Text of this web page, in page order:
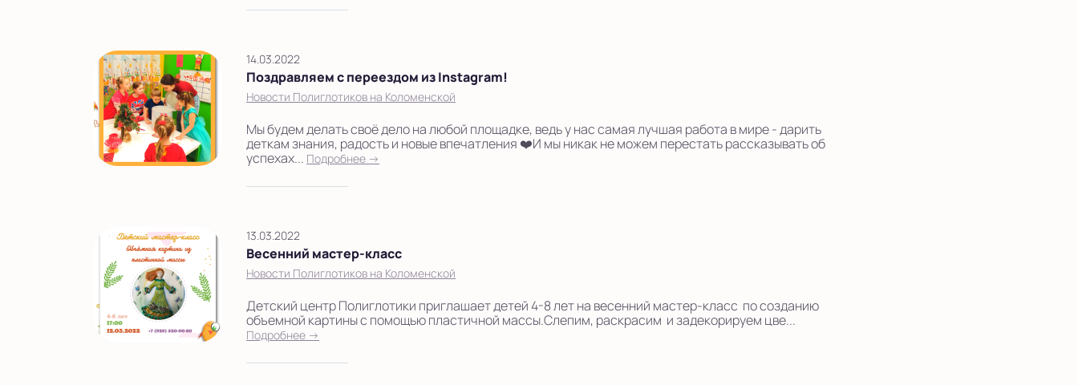
14.03.2022
Поздравляем с переездом из Instagram!
Новости Полиглотиков на Коломенской
Мы будем делать своё дело на любой площадке, ведь у нас самая лучшая работа в мире - дарить
деткам знания, радость и новые впечатления ❤️И мы никак не можем перестать рассказывать об
успехах... Подробнее →
13.03.2022
Весенний мастер-класс
Новости Полиглотиков на Коломенской
Детский центр Полиглотики приглашает детей 4-8 лет на весенний мастер-класс по созданию
объемной картины с помощью пластичной массы.Слепим, раскрасим и задекорируем цве...
Подробнее →